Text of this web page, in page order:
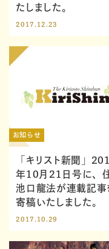
たしました。
2017.12.23
お知らせ
「キリスト新聞」
年10月21日号に、
池口龍法が連載記事
寄稿いたしました。
2017.10.29